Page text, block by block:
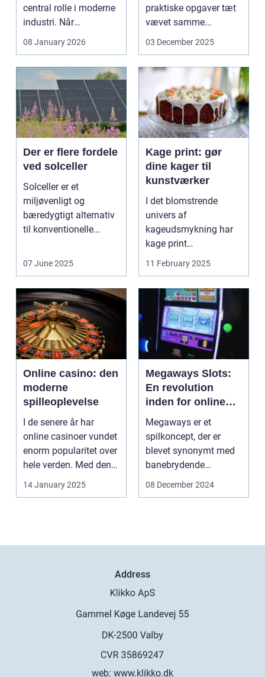
central rolle i moderne
industri. Når
svejsninger,
08 January 2026
praktiske opgaver tæt
vævet samme...
03 December 2025
Der er flere fordele
ved solceller
Solceller er et
miljøvenligt og
bæredygtigt alternativ
til konventionelle
07 June 2025
Kage print: gør
dine kager til
kunstværker
I det blomstrende
univers af
kageudsmykning har
kage print
revolutioneret måden,
11 February 2025
Online casino: den
moderne
spilleoplevelse
I de senere år har
online casinoer vundet
enorm popularitet over
hele verden. Med den
teknolog...
14 January 2025
Megaways Slots:
En revolution
inden for online
spilleautomater
Megaways er et
spilkoncept, der er
blevet synonymt med
banebrydende
innovation inden for
08 December 2024
Address
web: www.klikko.dk